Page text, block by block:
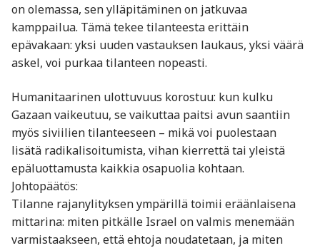
on olemassa, sen ylläpitäminen on jatkuvaa
kamppailua. Tämä tekee tilanteesta erittäin
epävakaan: yksi uuden vastauksen laukaus, yksi väärä
askel, voi purkaa tilanteen nopeasti.
Humanitaarinen ulottuvuus korostuu: kun kulku
Gazaan vaikeutuu, se vaikuttaa paitsi avun saantiin
myös siviilien tilanteeseen – mikä voi puolestaan
lisätä radikalisoitumista, vihan kierrettä tai yleistä
epäluottamusta kaikkia osapuolia kohtaan.
Johtopäätös:
Tilanne rajanylityksen ympärillä toimii eräänlaisena
mittarina: miten pitkälle Israel on valmis menemään
varmistaakseen, että ehtoja noudatetaan, ja miten